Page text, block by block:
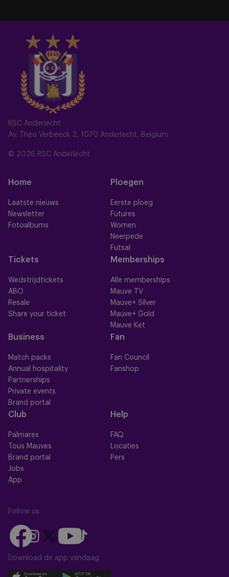
RSC Anderlecht
Av. Théo Verbeeck 2, 1070 Anderlecht, Belgium
© 2026 RSC Anderlecht
Home
Laatste nieuws
Newsletter
Fotoalbums
Ploegen
Eerste ploeg
Futures
Women
Neerpede
Futsal
Tickets
Wedstrijdtickets
ABO
Resale
Share your ticket
Memberships
Alle memberships
Mauve TV
Mauve+ Silver
Mauve+ Gold
Mauve Ket
Business
Match packs
Annual hospitality
Partnerships
Private events
Brand portal
Fan
Fan Council
Fanshop
Club
Palmares
Tous Mauves
Brand portal
Jobs
App
Help
FAQ
Locaties
Pers
Follow us
Follow
us
on
Follow
us
on
Instagram
Follow
on
X
Follow
us
on
Follow
us
on
TikTok
Download de app vandaag